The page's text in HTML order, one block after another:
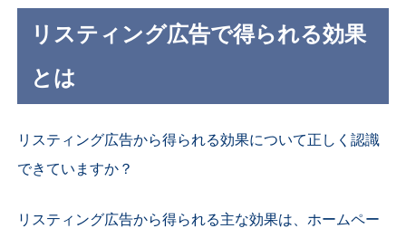
リスティング広告で得られる効果
とは
リスティング広告から得られる効果について正しく認識
できていますか？
リスティング広告から得られる主な効果は、ホームペー